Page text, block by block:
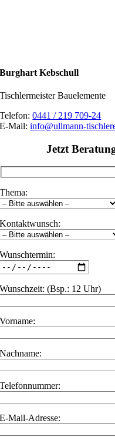
Burghart Kebschull
Tischlermeister Bauelemente
Telefon:0441 / 219 709-24
E-Mail:info@ullmann-
Jetzt
Thema:
Kontaktwunsch:
Wunschtermin:
Wunschzeit: (Bsp.: 12 Uhr)
Vorname:
Nachname:
Telefonnummer:
E-Mail-Adresse: